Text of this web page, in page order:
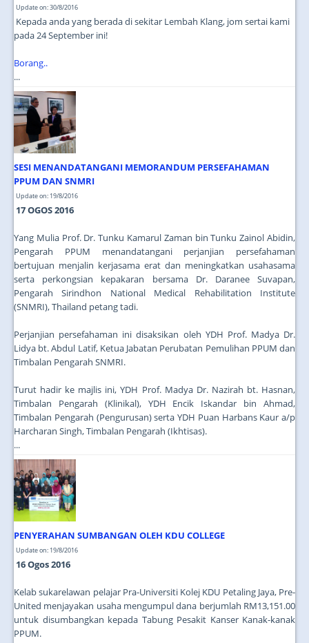
Update on: 30/8/2016
Kepada anda yang berada di sekitar Lembah Klang, jom sertai kami
pada 24 September ini!
Borang..
...
SESI MENANDATANGANI MEMORANDUM PERSEFAHAMAN
PPUM DAN SNMRI
Update on: 19/8/2016
17 OGOS 2016
Yang Mulia Prof. Dr. Tunku Kamarul Zaman bin Tunku Zainol Abidin,
Pengarah PPUM menandatangani perjanjian persefahaman
bertujuan menjalin kerjasama erat dan meningkatkan usahasama
serta perkongsian kepakaran bersama Dr. Daranee Suvapan,
Pengarah Sirindhon National Medical Rehabilitation Institute
(SNMRI), Thailand petang tadi.
Perjanjian persefahaman ini disaksikan oleh YDH Prof. Madya Dr.
Lidya bt. Abdul Latif, Ketua Jabatan Perubatan Pemulihan PPUM dan
Timbalan Pengarah SNMRI.
Turut hadir ke majlis ini, YDH Prof. Madya Dr. Nazirah bt. Hasnan,
Timbalan Pengarah (Klinikal), YDH Encik Iskandar bin Ahmad,
Timbalan Pengarah (Pengurusan) serta YDH Puan Harbans Kaur a/p
Harcharan Singh, Timbalan Pengarah (Ikhtisas).
...
PENYERAHAN SUMBANGAN OLEH KDU COLLEGE
Update on: 19/8/2016
16 Ogos 2016
Kelab sukarelawan pelajar Pra-Universiti Kolej KDU Petaling Jaya, Pre-
United menjayakan usaha mengumpul dana berjumlah RM13,151.00
untuk disumbangkan kepada Tabung Pesakit Kanser Kanak-kanak
PPUM.